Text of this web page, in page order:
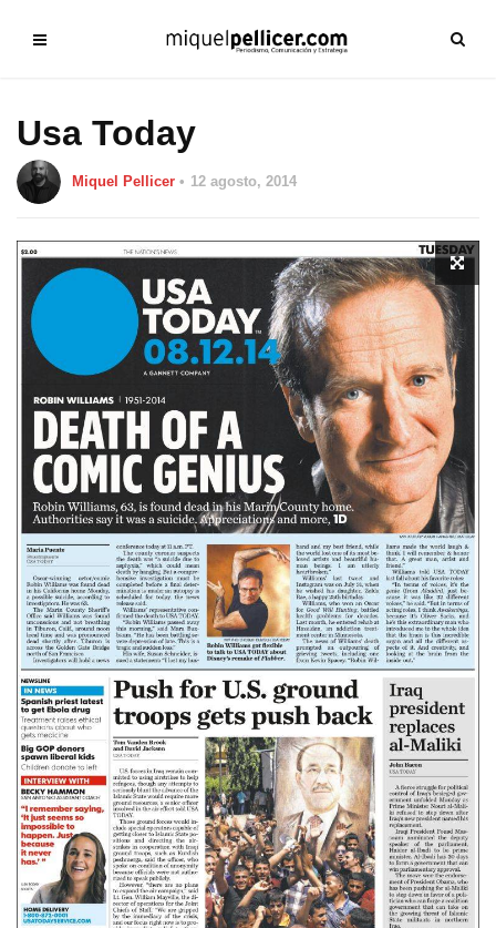
Usa Today
Miquel Pellicer 12 agosto, 2014